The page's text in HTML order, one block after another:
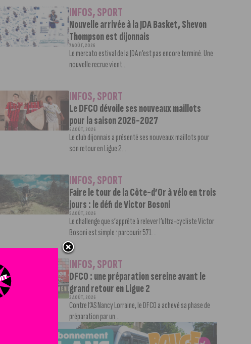
INFOS,SPORT
Nouvelle arrivée à la JDA Basket, Shevon
Thompson est dijonnais
7 AOÛT, 2026
Le mercato estival de la JDA n’est pas encore terminé. Une
nouvelle recrue vient...
INFOS,SPORT
Le DFCO dévoile ses nouveaux maillots
pour la saison 2026-2027
6 AOÛT, 2026
Le club dijonnais a présenté ses nouveaux maillots pour
son retour en Ligue 2....
INFOS,SPORT
Faire le tour de la Côte-d’Or à vélo en trois
jours : le défi de Victor Bosoni
5 AOÛT, 2026
Le challenge que s’apprête à relever l’ultra-cycliste Victor
Bosoni est simple : parcourir 571...
INFOS,SPORT
DFCO : une préparation sereine avant le
grand retour en Ligue 2
3 AOÛT, 2026
Contre l’AS Nancy Lorraine, le DFCO a achevé sa phase de
préparation par un...